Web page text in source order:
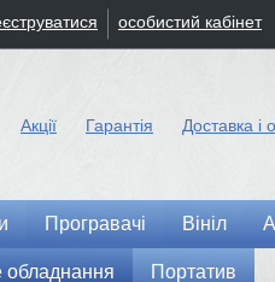
особистий кабінет
Акції Гарантія Доставка і
Програвачі Вініл
обладнання Портатив